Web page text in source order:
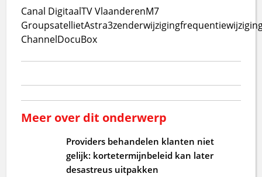
Canal DigitaalTV VlaanderenM7
GroupsatellietAstra3zenderwijziging
ChannelDocuBox
Meer over dit onderwerp
Providers behandelen klanten niet
gelijk: kortetermijnbeleid kan later
desastreus uitpakken